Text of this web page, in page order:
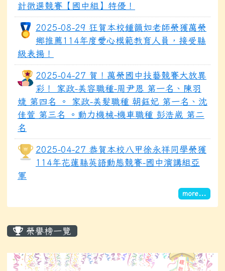
計徵選競賽【國中組】特優！
2025-08-29 狂賀本校鍾韻如老師榮獲萬榮
鄉推薦114年度愛心模範教育人員，接受縣
級表揚！
2025-04-27 賀！萬榮國中技藝競賽大放異
彩！ 家政-美容職種-周尹恩 第一名、陳羽
婕 第四名 。 家政-美髮職種 朝鈺妃 第一名、沈
佳萱 第三名 。動力機械-機車職種 彭浩崴 第二
名
2025-04-27 恭賀本校八甲徐永祥同學榮獲
114年花蓮縣英語動態競賽-國中演講組亞
軍
more...
榮譽榜一覽